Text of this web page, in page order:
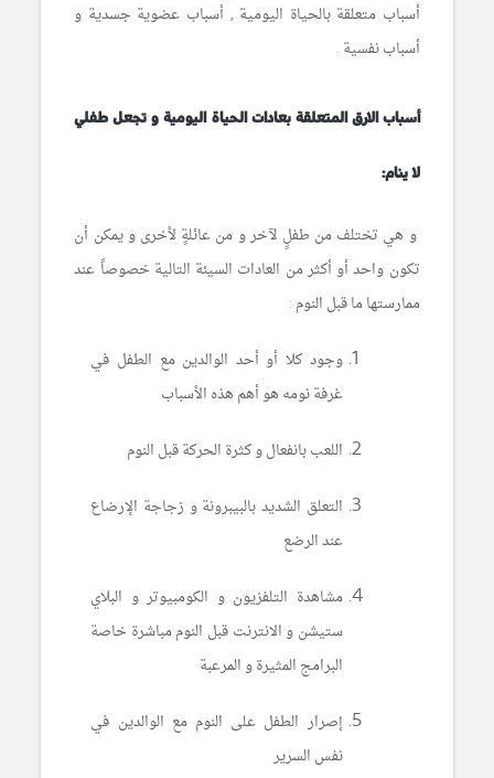
أسباب متعلقة بالحياة اليومية , أسباب عضوية جسدية و
أسباب نفسية .
أسباب الارق المتعلقة بعادات الحياة اليومية و تجعل طفلي
لا ينام:
و هي تختلف من طفلٍ لآخر و من عائلةٍ لأخرى و يمكن أن
تكون واحد أو أكثر من العادات السيئة التالية خصوصاً عند
ممارستها ما قبل النوم :
وجود كلا أو أحد الوالدين مع الطفل في
غرفة نومه هو أهم هذه الأسباب
اللعب بانفعال و كثرة الحركة قبل النوم
التعلق الشديد بالبيبرونة و زجاجة الإرضاع
عند الرضع
مشاهدة التلفزيون و الكومبيوتر و البلاي
ستيشن و الانترنت قبل النوم مباشرة خاصة
البرامج المثيرة و المرعبة
إصرار الطفل على النوم مع الوالدين في
نفس السرير